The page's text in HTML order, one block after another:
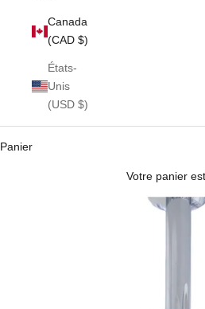
Canada
(CAD $)
États-
Unis
(USD $)
Panier
Votre panier